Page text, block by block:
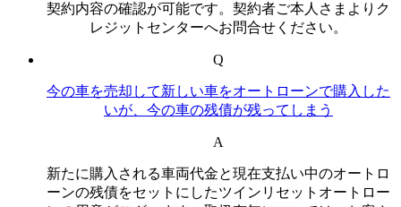
契約内容の確認が可能です。契約者ご本人さまよりク
レジットセンターへお問合せください。
Q
今の車を売却して新しい車をオートローンで購入した
いが、今の車の残債が残ってしまう
A
新たに購入される車両代金と現在支払い中のオートロ
ーンの残債をセットにしたツインリセットオートロー